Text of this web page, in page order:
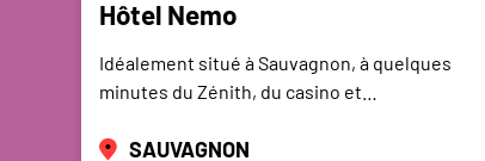
Hôtel Nemo
Idéalement situé à Sauvagnon, à quelques
minutes du Zénith, du casino et…
SAUVAGNON